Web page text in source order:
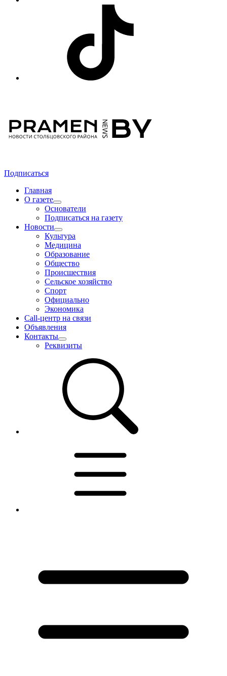
Подписаться
Главная
О газете
Основатели
Подписаться на газету
Новости
Культура
Медицина
Образование
Общество
Происшествия
Сельское хозяйство
Спорт
Официально
Экономика
Call-центр на связи
Объявления
Контакты
Реквизиты